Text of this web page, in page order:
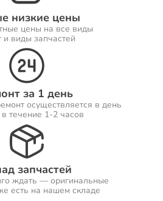
низкие цены
цены на все виды
и виды запчастей
за 1 день
осуществляется в день
в течение 1-2 часов
запчастей
ждать — оригинальные
есть на нашем складе
систем
машин